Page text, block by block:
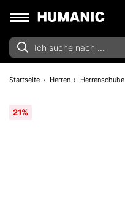
Startseite Herren Herrenschuhe
21%